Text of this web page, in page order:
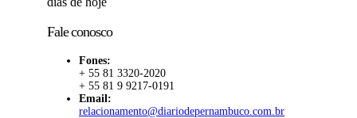
Fale conosco
Fones:
+ 55 81 3320-2020
+ 55 81 9 9217-0191
Email:
relacionamento@diariodepernambuco.com.br